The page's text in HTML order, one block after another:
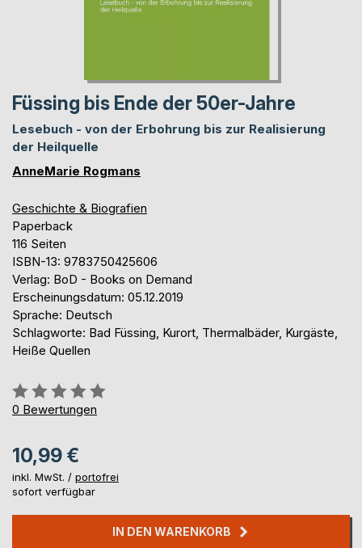
Füssing bis Ende der 50er-Jahre
Lesebuch - von der Erbohrung bis zur Realisierung
der Heilquelle
AnneMarie Rogmans
Geschichte & Biografien
Paperback
116 Seiten
ISBN-13: 9783750425606
Verlag: BoD - Books on Demand
Erscheinungsdatum: 05.12.2019
Sprache: Deutsch
Schlagworte: Bad Füssing, Kurort, Thermalbäder, Kurgäste,
Heiße Quellen
Bewertung::
0%
0 Bewertungen
10,99 €
inkl. MwSt. / portofrei
sofort verfügbar
IN DEN WARENKORB